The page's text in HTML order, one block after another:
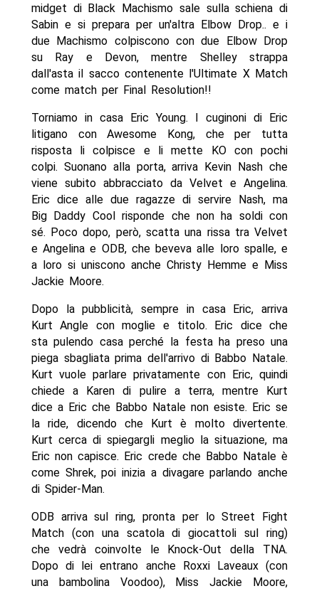
midget di Black Machismo sale sulla schiena di
Sabin e si prepara per un'altra Elbow Drop.. e i
due Machismo colpiscono con due Elbow Drop
su Ray e Devon, mentre Shelley strappa
dall'asta il sacco contenente l'Ultimate X Match
come match per Final Resolution!!
Torniamo in casa Eric Young. I cuginoni di Eric
litigano con Awesome Kong, che per tutta
risposta li colpisce e li mette KO con pochi
colpi. Suonano alla porta, arriva Kevin Nash che
viene subito abbracciato da Velvet e Angelina.
Eric dice alle due ragazze di servire Nash, ma
Big Daddy Cool risponde che non ha soldi con
sé. Poco dopo, però, scatta una rissa tra Velvet
e Angelina e ODB, che beveva alle loro spalle, e
a loro si uniscono anche Christy Hemme e Miss
Jackie Moore.
Dopo la pubblicità, sempre in casa Eric, arriva
Kurt Angle con moglie e titolo. Eric dice che
sta pulendo casa perché la festa ha preso una
piega sbagliata prima dell'arrivo di Babbo Natale.
Kurt vuole parlare privatamente con Eric, quindi
chiede a Karen di pulire a terra, mentre Kurt
dice a Eric che Babbo Natale non esiste. Eric se
la ride, dicendo che Kurt è molto divertente.
Kurt cerca di spiegargli meglio la situazione, ma
Eric non capisce. Eric crede che Babbo Natale è
come Shrek, poi inizia a divagare parlando anche
di Spider-Man.
ODB arriva sul ring, pronta per lo Street Fight
Match (con una scatola di giocattoli sul ring)
che vedrà coinvolte le Knock-Out della TNA.
Dopo di lei entrano anche Roxxi Laveaux (con
una bambolina Voodoo), Miss Jackie Moore,